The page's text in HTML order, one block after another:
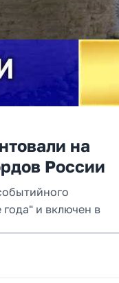
на
России
и включен в